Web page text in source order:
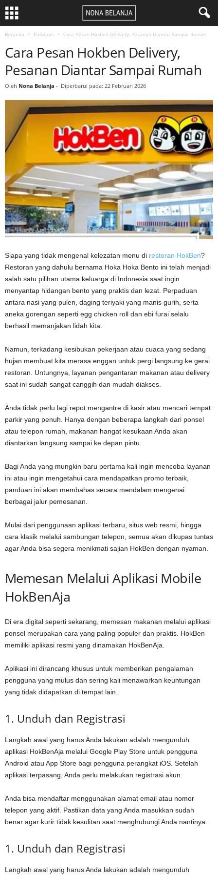
Beranda Panduan Cara Pesan Hokben Delivery, Pesanan Diantar Sampai Rumah
Cara Pesan Hokben Delivery,
Pesanan Diantar Sampai Rumah
Oleh Nona Belanja - Diperbarui pada: 22 Februari 2026
Siapa yang tidak mengenal kelezatan menu di restoran HokBen?
Restoran yang dahulu bernama Hoka Hoka Bento ini telah menjadi
salah satu pilihan utama keluarga di Indonesia saat ingin
menyantap hidangan bento yang praktis dan lezat. Perpaduan
antara nasi yang pulen, daging teriyaki yang manis gurih, serta
aneka gorengan seperti egg chicken roll dan ebi furai selalu
berhasil memanjakan lidah kita.
Namun, terkadang kesibukan pekerjaan atau cuaca yang sedang
hujan membuat kita merasa enggan untuk pergi langsung ke gerai
restoran. Untungnya, layanan pengantaran makanan atau delivery
saat ini sudah sangat canggih dan mudah diakses.
Anda tidak perlu lagi repot mengantre di kasir atau mencari tempat
parkir yang penuh. Hanya dengan beberapa langkah dari ponsel
atau telepon rumah, makanan hangat kesukaan Anda akan
diantarkan langsung sampai ke depan pintu.
Bagi Anda yang mungkin baru pertama kali ingin mencoba layanan
ini atau ingin mengetahui cara mendapatkan promo terbaik,
panduan ini akan membahas secara mendalam mengenai
berbagai jalur pemesanan.
Mulai dari penggunaan aplikasi terbaru, situs web resmi, hingga
cara klasik melalui sambungan telepon, semua akan dikupas tuntas
agar Anda bisa segera menikmati sajian HokBen dengan nyaman.
Memesan Melalui Aplikasi Mobile
HokBenAja
Di era digital seperti sekarang, memesan makanan melalui aplikasi
ponsel merupakan cara yang paling populer dan praktis. HokBen
memiliki aplikasi resmi yang dinamakan HokBenAja.
Aplikasi ini dirancang khusus untuk memberikan pengalaman
pengguna yang mulus dan sering kali menawarkan keuntungan
yang tidak didapatkan di tempat lain.
1. Unduh dan Registrasi
Langkah awal yang harus Anda lakukan adalah mengunduh
aplikasi HokBenAja melalui Google Play Store untuk pengguna
Android atau App Store bagi pengguna perangkat iOS. Setelah
aplikasi terpasang, Anda perlu melakukan registrasi akun.
Anda bisa mendaftar menggunakan alamat email atau nomor
telepon yang aktif. Pastikan data yang Anda masukkan sudah
benar agar kurir tidak kesulitan saat menghubungi Anda nantinya.
1. Unduh dan Registrasi
Langkah awal yang harus Anda lakukan adalah mengunduh